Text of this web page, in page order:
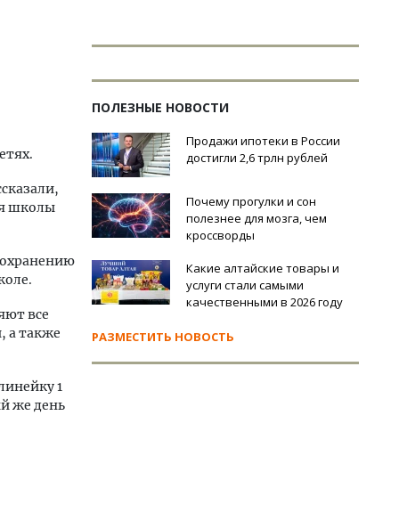
школы
все
а также
1
же день
ПОЛЕЗНЫЕ НОВОСТИ
Продажи ипотеки в России
достигли 2,6 трлн рублей
Почему прогулки и сон
полезнее для мозга, чем
кроссворды
Какие алтайские товары и
услуги стали самыми
качественными в 2026 году
РАЗМЕСТИТЬ НОВОСТЬ